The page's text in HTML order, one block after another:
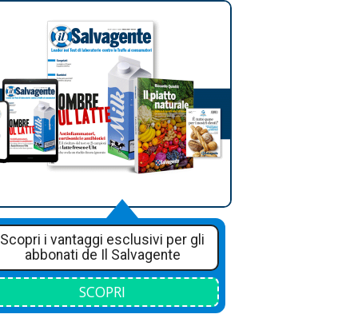
Scopri i vantaggi esclusivi per gli
abbonati de Il Salvagente
SCOPRI